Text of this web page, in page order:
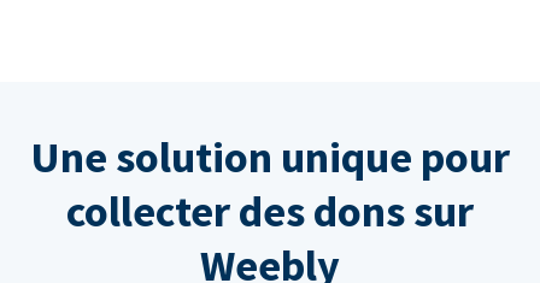
Une solution unique pour
collecter des dons sur
Weebly